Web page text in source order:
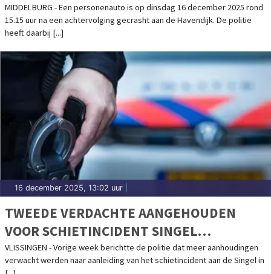
MIDDELBURG - Een personenauto is op dinsdag 16 december 2025 rond
15.15 uur na een achtervolging gecrasht aan de Havendijk. De politie
heeft daarbij [...]
16 december 2025, 13:02 uur
TWEEDE VERDACHTE AANGEHOUDEN
VOOR SCHIETINCIDENT SINGEL
VLISSINGEN
VLISSINGEN - Vorige week berichtte de politie dat meer aanhoudingen
verwacht werden naar aanleiding van het schietincident aan de Singel in